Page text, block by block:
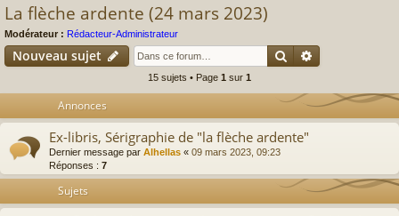
La flèche ardente (24 mars 2023)
Modérateur : Rédacteur-Administrateur
Nouveau sujet Rechercher
15 sujets • Page 1 sur 1
Annonces
Ex-libris, Sérigraphie de "la flèche ardente"
Dernier message par Alhellas « 09 mars 2023, 09:23
Réponses : 7
Sujets